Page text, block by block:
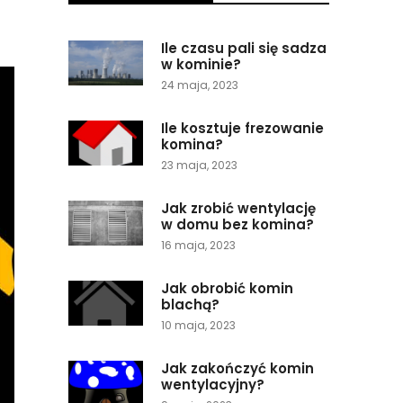
Ile czasu pali się sadza
w kominie?
24 maja, 2023
Ile kosztuje frezowanie
komina?
23 maja, 2023
Jak zrobić wentylację
w domu bez komina?
16 maja, 2023
Jak obrobić komin
blachą?
10 maja, 2023
Jak zakończyć komin
wentylacyjny?